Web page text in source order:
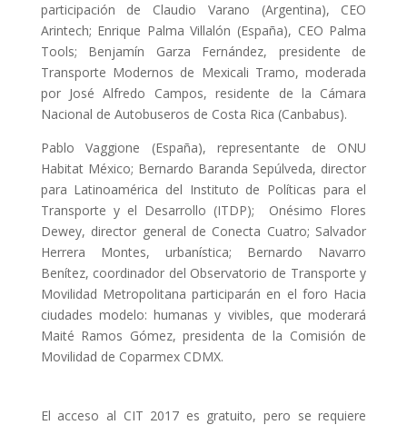
participación de Claudio Varano (Argentina), CEO
Arintech; Enrique Palma Villalón (España), CEO Palma
Tools; Benjamín Garza Fernández, presidente de
Transporte Modernos de Mexicali Tramo, moderada
por José Alfredo Campos, residente de la Cámara
Nacional de Autobuseros de Costa Rica (Canbabus).
Pablo Vaggione (España), representante de ONU
Habitat México; Bernardo Baranda Sepúlveda, director
para Latinoamérica del Instituto de Políticas para el
Transporte y el Desarrollo (ITDP); Onésimo Flores
Dewey, director general de Conecta Cuatro; Salvador
Herrera Montes, urbanística; Bernardo Navarro
Benítez, coordinador del Observatorio de Transporte y
Movilidad Metropolitana participarán en el foro Hacia
ciudades modelo: humanas y vivibles, que moderará
Maité Ramos Gómez, presidenta de la Comisión de
Movilidad de Coparmex CDMX.
El acceso al CIT 2017 es gratuito, pero se requiere